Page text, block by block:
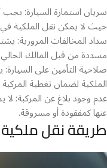
سريان استمارة السيارة:
حيث لا يمكن نقل الملكية في
سداد المخالفات المرورية:
مسددة من قبل المالك الحالي.
صلاحية التأمين على
الملكية لضمان تغطية
عدم وجود بلاغ عن المركبة: لا
عنها كمفقودة أو مسروقة.
طريقة نقل